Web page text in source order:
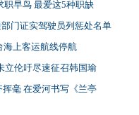
职早鸟 最爱这5种职缺
门证实驾驶员列惩处名单
海上客运航线停航
立伦吁尽速征召韩国瑜
毫 在爱河书写《兰亭